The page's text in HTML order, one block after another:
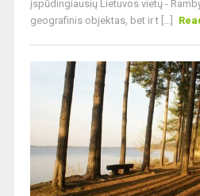
įspūdingiausių Lietuvos vietų -
geografinis objektas, bet ir t [...]